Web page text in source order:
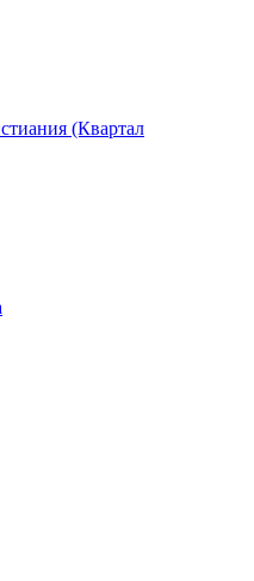
(Квартал